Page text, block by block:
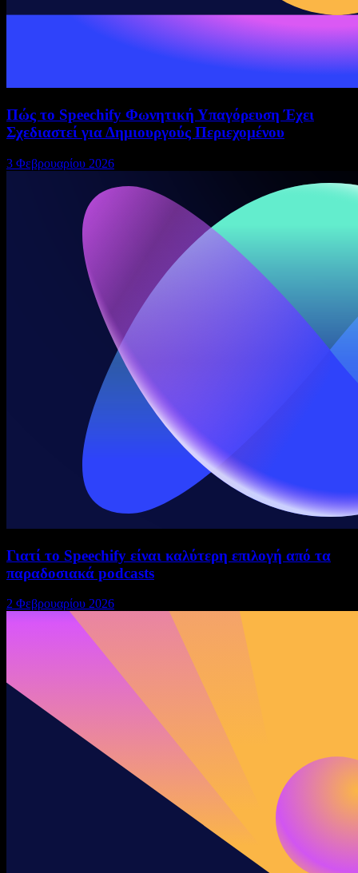
Πώς το Speechify Φωνητική Υπαγόρευση Έχει
Σχεδιαστεί για Δημιουργούς Περιεχομένου
3 Φεβρουαρίου 2026
Γιατί το Speechify είναι καλύτερη επιλογή από τα
παραδοσιακά podcasts
2 Φεβρουαρίου 2026